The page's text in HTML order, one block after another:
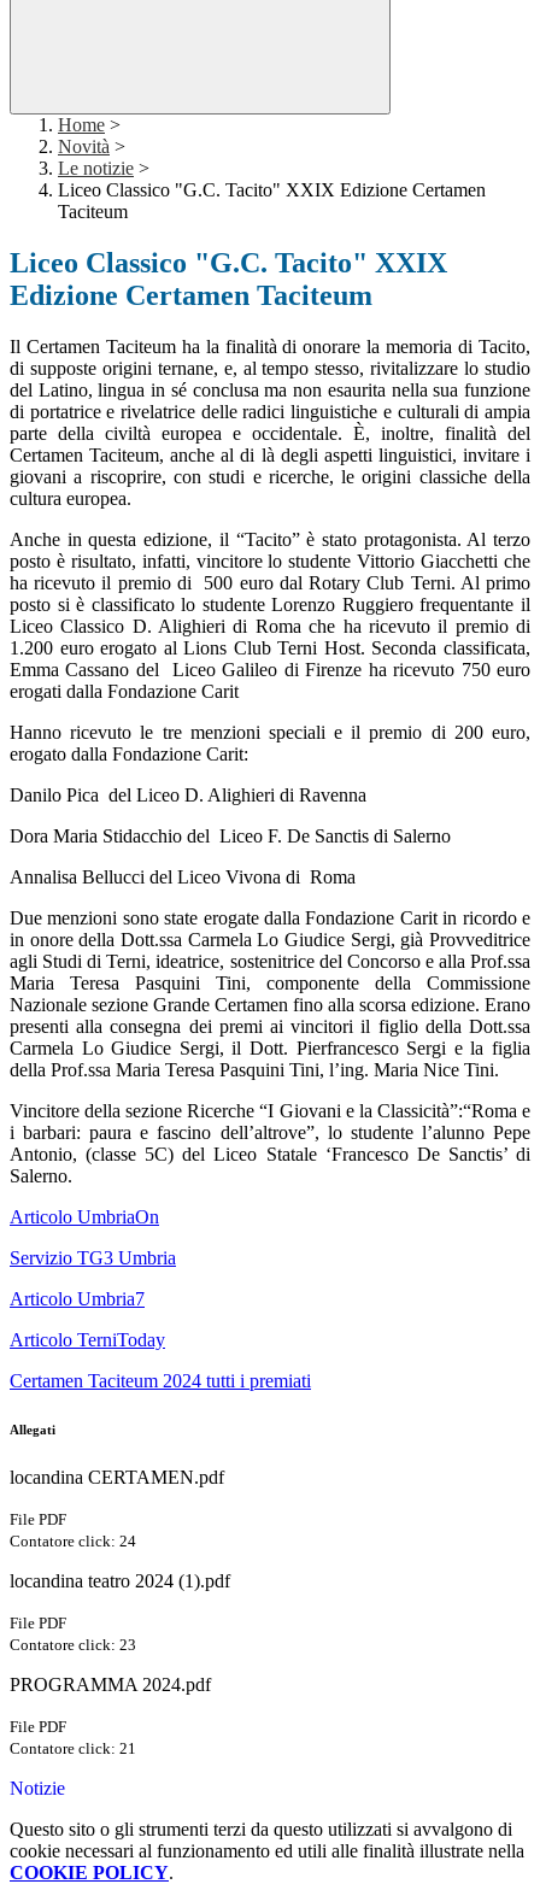
Home >
Novità >
Le notizie >
Liceo Classico "G.C. Tacito" XXIX Edizione Certamen
Taciteum
Liceo Classico "G.C. Tacito" XXIX
Edizione Certamen Taciteum
Il Certamen Taciteum ha la finalità di onorare la memoria di Tacito,
di supposte origini ternane, e, al tempo stesso, rivitalizzare lo studio
del Latino, lingua in sé conclusa ma non esaurita nella sua funzione
di portatrice e rivelatrice delle radici linguistiche e culturali di ampia
parte della civiltà europea e occidentale. È, inoltre, finalità del
Certamen Taciteum, anche al di là degli aspetti linguistici, invitare i
giovani a riscoprire, con studi e ricerche, le origini classiche della
cultura europea.
Anche in questa edizione, il “Tacito” è stato protagonista. Al terzo
posto è risultato, infatti, vincitore lo studente Vittorio Giacchetti che
ha ricevuto il premio di
500 euro dal Rotary Club Terni. Al primo
posto si è classificato lo studente Lorenzo Ruggiero frequentante il
Liceo Classico D. Alighieri di Roma che ha ricevuto il premio di
1.200 euro erogato al Lions Club Terni Host. Seconda classificata,
Emma Cassano del
Liceo Galileo di Firenze ha ricevuto 750 euro
erogati dalla Fondazione Carit
Hanno ricevuto le tre menzioni speciali e il premio di 200 euro,
erogato dalla Fondazione Carit:
Danilo Pica del Liceo D. Alighieri di Ravenna
Dora Maria Stidacchio del Liceo F. De Sanctis di Salerno
Annalisa Bellucci del Liceo Vivona di Roma
Due menzioni sono state erogate dalla Fondazione Carit in ricordo e
in onore della Dott.ssa Carmela Lo Giudice Sergi, già Provveditrice
agli Studi di Terni, ideatrice, sostenitrice del Concorso e alla Prof.ssa
Maria Teresa Pasquini Tini, componente della Commissione
Nazionale sezione Grande Certamen fino alla scorsa edizione. Erano
presenti alla consegna dei premi ai vincitori il figlio della Dott.ssa
Carmela Lo Giudice Sergi, il Dott. Pierfrancesco Sergi e la figlia
della Prof.ssa Maria Teresa Pasquini Tini, l’ing. Maria Nice Tini.
Vincitore della sezione Ricerche “I Giovani e la Classicità”:“Roma e
i barbari: paura e fascino dell’altrove”, lo studente l’alunno Pepe
Antonio, (classe 5C) del Liceo Statale ‘Francesco De Sanctis’ di
Salerno.
Articolo UmbriaOn
Servizio TG3 Umbria
Articolo Umbria7
Articolo TerniToday
Certamen Taciteum 2024 tutti i premiati
Allegati
locandina CERTAMEN.pdf
File PDF
Contatore click: 24
locandina teatro 2024 (1).pdf
File PDF
Contatore click: 23
PROGRAMMA 2024.pdf
File PDF
Contatore click: 21
Notizie
Questo sito o gli strumenti terzi da questo utilizzati si avvalgono di
cookie necessari al funzionamento ed utili alle finalità illustrate nella
COOKIE POLICY.